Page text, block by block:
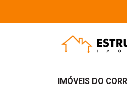
IMÓVEIS DO